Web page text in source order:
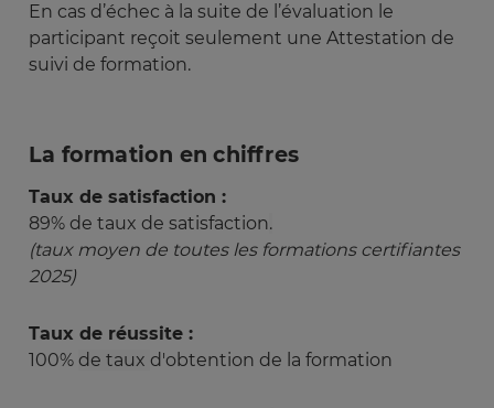
En cas d’échec à la suite de l’évaluation le
participant reçoit seulement une Attestation de
suivi de formation.
La formation en chiffres
Taux de satisfaction :
89% de taux de satisfaction.
(taux moyen de toutes les formations certifiantes
2025)
Taux de réussite :
100% de taux d'obtention de la formation